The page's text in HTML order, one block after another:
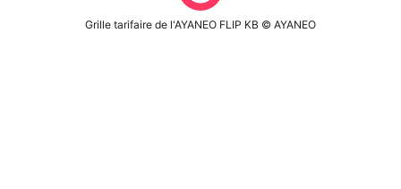
Grille tarifaire de l'AYANEO FLIP KB © AYANEO